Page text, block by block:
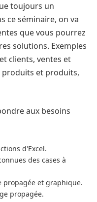
toujours un
ce séminaire, on va
que vous pourrez
solutions. Exemples
clients, ventes et
produits et produits,
aux besoins
d'Excel.
des cases à
propagée et graphique.
propagée.